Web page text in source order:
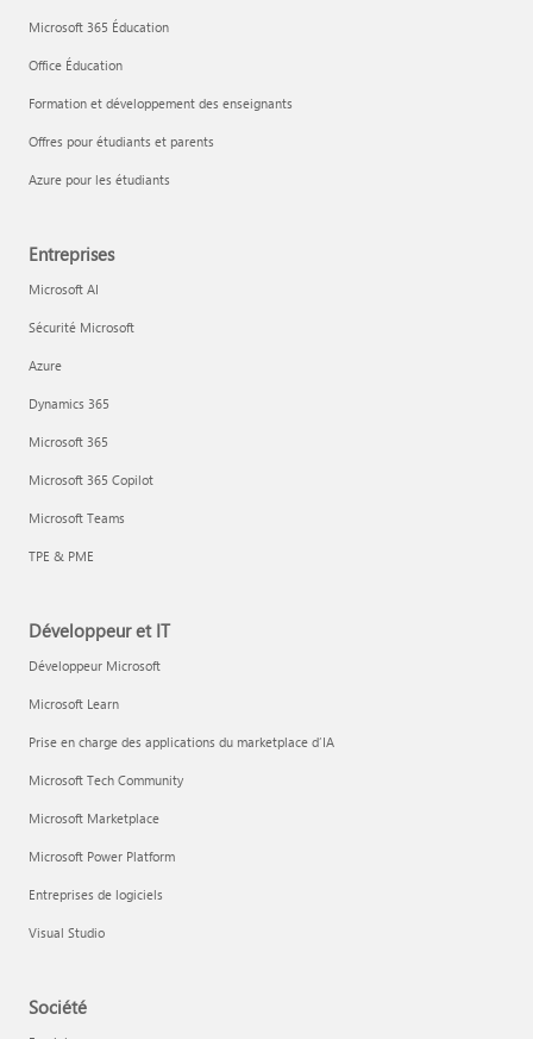
Microsoft 365 Éducation
Office Éducation
Formation et développement des enseignants
Offres pour étudiants et parents
Azure pour les étudiants
Entreprises
Microsoft AI
Sécurité Microsoft
Azure
Dynamics 365
Microsoft 365
Microsoft 365 Copilot
Microsoft Teams
TPE & PME
Développeur et IT
Développeur Microsoft
Microsoft Learn
Prise en charge des applications du marketplace d’IA
Microsoft Tech Community
Microsoft Marketplace
Microsoft Power Platform
Entreprises de logiciels
Visual Studio
Société